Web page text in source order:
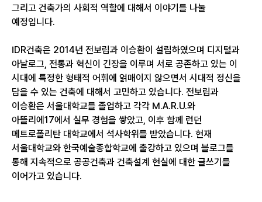
그리고 건축가의 사회적 역할에 대해서 이야기를 나눌
예정입니다.
IDR건축은 2014년 전보림과 이승환이 설립하였으며 디지털과
아날로그, 전통과 혁신이 긴장을 이루며 서로 공존하고 있는 이
시대에 특정한 형태적 어휘에 얽매이지 않으면서 시대적 정신을
담을 수 있는 건축에 대해서 고민하고 있습니다. 전보림과
이승환은 서울대학교를 졸업하고 각각 M.A.R.U.와
아뜰리에17에서 실무 경험을 쌓았고, 이후 함께 런던
메트로폴리탄 대학교에서 석사학위를 받았습니다. 현재
서울대학교와 한국예술종합학교에 출강하고 있으며 블로그를
통해 지속적으로 공공건축과 건축설계 현실에 대한 글쓰기를
이어가고 있습니다.